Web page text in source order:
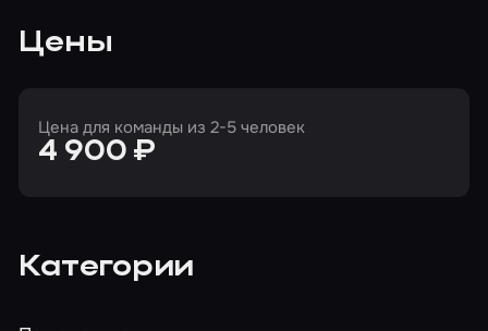
Цены
Цена для команды из 2-5 человек
4 900 ₽
Категории